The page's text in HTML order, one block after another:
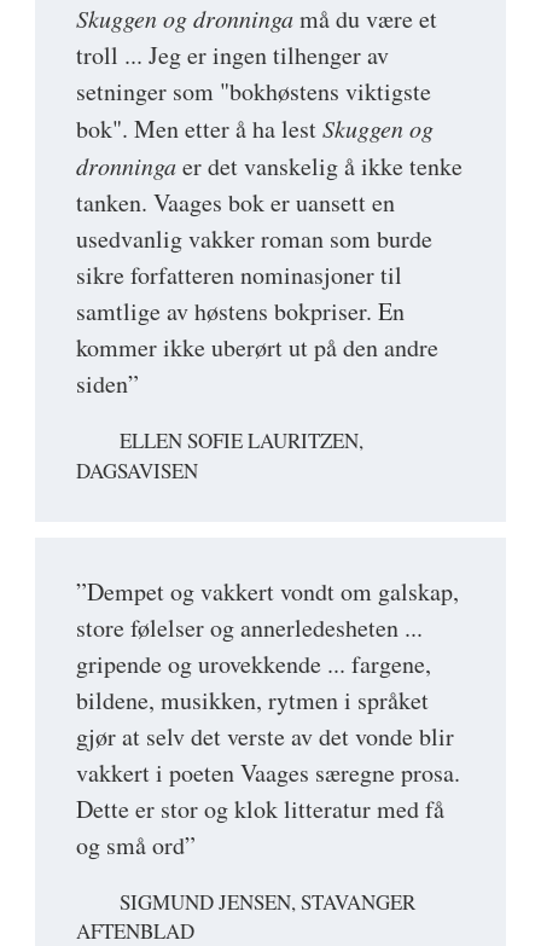
Skuggen og dronningamå du være et
troll ... Jeg er ingen tilhenger av
setninger som "bokhøstens viktigste
bok". Men etter å ha lestSkuggen og
dronningaer det vanskelig å ikke tenke
tanken. Vaages bok er uansett en
usedvanlig vakker roman som burde
sikre forfatteren nominasjoner til
samtlige av høstens bokpriser. En
kommer ikke uberørt ut på den andre
siden”
ELLEN SOFIE LAURITZEN,
DAGSAVISEN
”Dempet og vakkert vondt om galskap,
store følelser og annerledesheten ...
gripende og urovekkende ... fargene,
bildene, musikken, rytmen i språket
gjør at selv det verste av det vonde blir
vakkert i poeten Vaages særegne prosa.
Dette er stor og klok litteratur med få
og små ord”
SIGMUND JENSEN, STAVANGER
AFTENBLAD